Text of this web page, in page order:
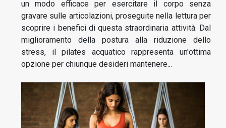
un modo efficace per esercitare il corpo senza
gravare sulle articolazioni, proseguite nella lettura per
scoprire i benefici di questa straordinaria attività. Dal
miglioramento della postura alla riduzione dello
stress, il pilates acquatico rappresenta un'ottima
opzione per chiunque desideri mantenere...